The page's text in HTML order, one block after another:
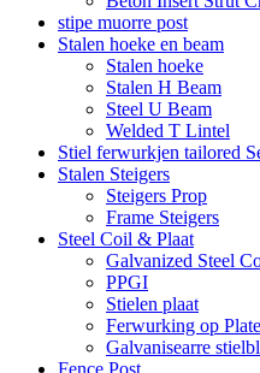
stipe muorre post
Stalen hoeke en beam
Stalen hoeke
Stalen H Beam
Steel U Beam
Welded T Lintel
Stiel ferwurkjen tailored
Stalen Steigers
Steigers Prop
Frame Steigers
Steel Coil & Plaat
Galvanized Steel
PPGI
Stielen plaat
Ferwurking op Plate
Galvanisearre